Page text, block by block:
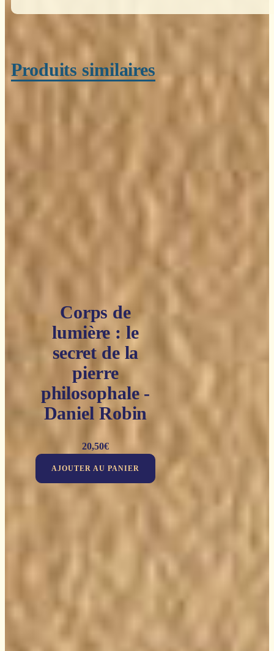
Produits similaires
Corps de
lumière : le
secret de la
pierre
philosophale -
Daniel Robin
20,50€
AJOUTER AU PANIER